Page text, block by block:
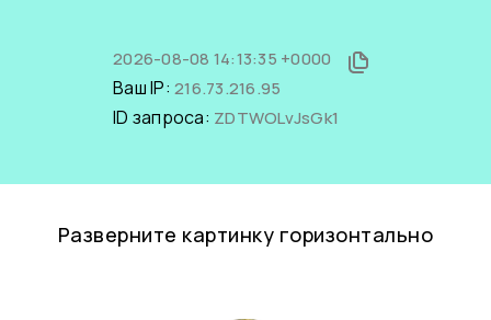
2026-08-08 14:13:35 +0000
Ваш IP: 216.73.216.95
ID запроса: ZDTWOLvJsGk1
Разверните картинку горизонтально